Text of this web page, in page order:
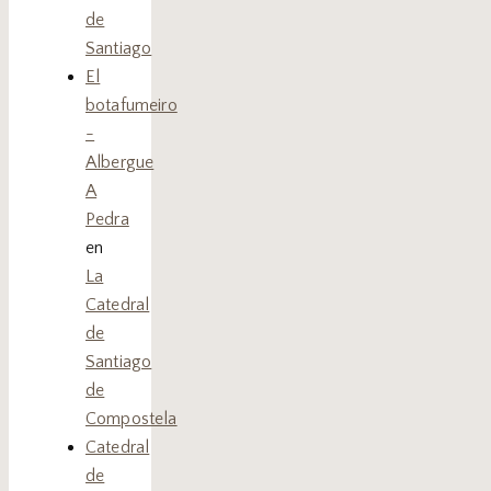
de
Santiago
El
botafumeiro
-
Albergue
A
Pedra
en
La
Catedral
de
Santiago
de
Compostela
Catedral
de